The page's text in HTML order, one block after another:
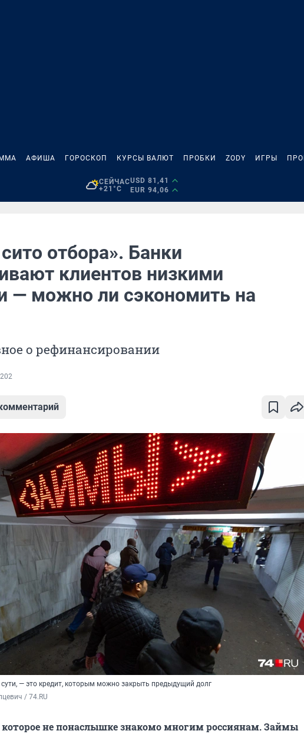
АФИША ГОРОСКОП КУРСЫ ВАЛЮТ ПРОБКИ ZODY ИГРЫ
СЕЙЧАС
+21°C
USD 81,41
EUR 94,06
отбора». Банки
клиентов низкими
— можно ли сэкономить на
о рефинансировании
202
— это кредит, которым можно закрыть предыдущий долг
/ 74.RU
которое не понаслышке знакомо многим россиянам. Займы